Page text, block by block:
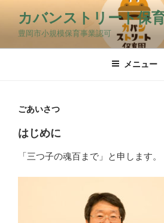
ン
カバンストリート保
豊岡市小規模保育事業認可
メニュー
ごあいさつ
はじめに
「三つ子の魂百まで」と申します。